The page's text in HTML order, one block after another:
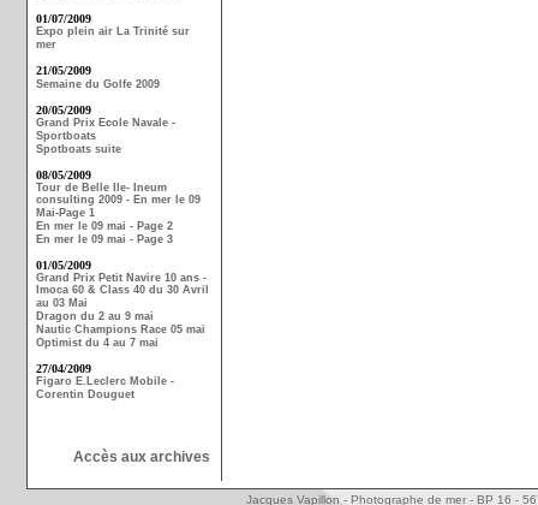
01/07/2009
Expo plein air La Trinité sur
mer
21/05/2009
Semaine du Golfe 2009
20/05/2009
Grand Prix Ecole Navale -
Sportboats
Spotboats suite
08/05/2009
Tour de Belle Ile- Ineum
consulting 2009 - En mer le 09
Mai-Page 1
En mer le 09 mai - Page 2
En mer le 09 mai - Page 3
01/05/2009
Grand Prix Petit Navire 10 ans -
Imoca 60 & Class 40 du 30 Avril
au 03 Mai
Dragon du 2 au 9 mai
Nautic Champions Race 05 mai
Optimist du 4 au 7 mai
27/04/2009
Figaro E.Leclerc Mobile -
Corentin Douguet
Accès aux archives
Jacques Vapillon - Photographe de mer - BP 16 -